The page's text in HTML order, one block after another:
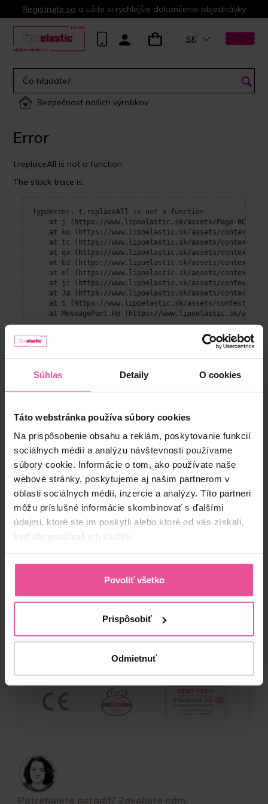
Súhlas Detaily O cookies
Táto webstránka používa súbory cookies
Na prispôsobenie obsahu a reklám, poskytovanie funkcií
sociálnych médií a analýzu návštevnosti používame
súbory cookie. Informácie o tom, ako používate naše
webové stránky, poskytujeme aj našim partnerom v
oblasti sociálnych médií, inzercie a analýzy. Títo partneri
môžu príslušné informácie skombinovať s ďalšími
údajmi, ktoré ste im poskytli alebo ktoré od vás získali,
keď ste používali ich služby.
Povoliť všetko
Prispôsobiť
Odmietnuť
Registrujte sa a užite si rýchlejšie dokončenie objednávky
SK
Bezpečnosť našich výrobkov
Error
t.replaceAll is not a function
The stack trace is:
TypeError: t.replaceAll is not a function
at j (https://www.lipoelastic.sk/assets/Page-BOrFn-
at ko (https://www.lipoelastic.sk/assets/context-
at tc (https://www.lipoelastic.sk/assets/context-
at qa (https://www.lipoelastic.sk/assets/context-
at Ed (https://www.lipoelastic.sk/assets/context-
at el (https://www.lipoelastic.sk/assets/context-
at ji (https://www.lipoelastic.sk/assets/context-
at Ja (https://www.lipoelastic.sk/assets/context-
at S (https://www.lipoelastic.sk/assets/context-
at MessagePort.He (https://www.lipoelastic.sk/
Zákaznícky servis
Kontakt
Doprava a platba
Obchodné podmienky
Reklamačný poriadok
Vrátenie tovaru
Zásady ochrany osobných údajov
Bezpečnosť našich výrobkov
O LIPOELASTIC
O nás a kontakt
Potrebujete poradiť? Zavolajte nám.